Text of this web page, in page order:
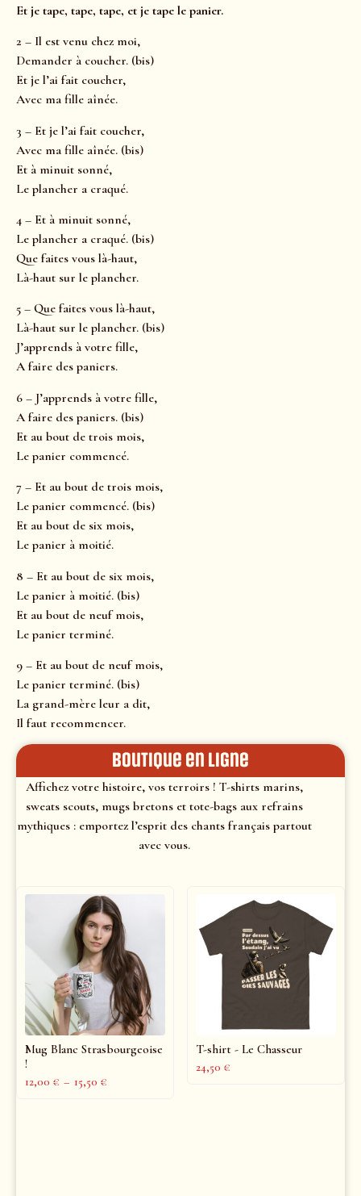
Et je tape, tape, tape, et je tape le panier.
2 – Il est venu chez moi,
Demander à coucher. (bis)
Et je l’ai fait coucher,
Avec ma fille aînée.
3 – Et je l’ai fait coucher,
Avec ma fille aînée. (bis)
Et à minuit sonné,
Le plancher a craqué.
4 – Et à minuit sonné,
Le plancher a craqué. (bis)
Que faites vous là-haut,
Là-haut sur le plancher.
5 – Que faites vous là-haut,
Là-haut sur le plancher. (bis)
J’apprends à votre fille,
A faire des paniers.
6 – J’apprends à votre fille,
A faire des paniers. (bis)
Et au bout de trois mois,
Le panier commencé.
7 – Et au bout de trois mois,
Le panier commencé. (bis)
Et au bout de six mois,
Le panier à moitié.
8 – Et au bout de six mois,
Le panier à moitié. (bis)
Et au bout de neuf mois,
Le panier terminé.
9 – Et au bout de neuf mois,
Le panier terminé. (bis)
La grand-mère leur a dit,
Il faut recommencer.
Boutique en ligne
Affichez votre histoire, vos terroirs ! T-shirts marins,
sweats scouts, mugs bretons et tote-bags aux refrains
mythiques : emportez l’esprit des chants français partout
avec vous.
Mug Blanc Strasbourgeoise
!
12,00 € – 15,50 €
T-shirt - Le Chasseur
24,50 €